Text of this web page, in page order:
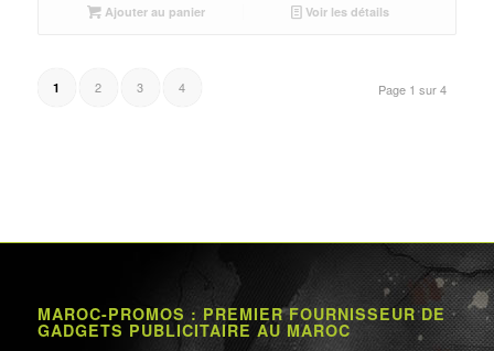
était :
Ajouter au panier Voir les détails
Page 1 sur 4
1 2 3 4
MAROC-PROMOS : PREMIER FOURNISSEUR DE
GADGETS PUBLICITAIRE AU MAROC